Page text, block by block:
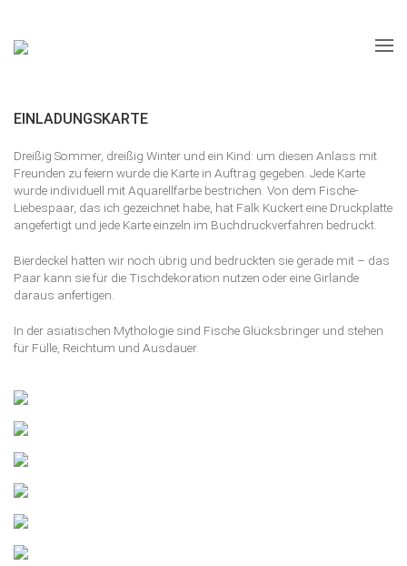
EINLADUNGSKARTE
Dreißig Sommer, dreißig Winter und ein Kind: um diesen Anlass mit
Freunden zu feiern wurde die Karte in Auftrag gegeben. Jede Karte
wurde individuell mit Aquarellfarbe bestrichen. Von dem Fische-
Liebespaar, das ich gezeichnet habe, hat Falk Kuckert eine Druckplatte
angefertigt und jede Karte einzeln im Buchdruckverfahren bedruckt.
Bierdeckel hatten wir noch übrig und bedruckten sie gerade mit – das
Paar kann sie für die Tischdekoration nutzen oder eine Girlande
daraus anfertigen.
In der asiatischen Mythologie sind Fische Glücksbringer und stehen
für Fülle, Reichtum und Ausdauer.